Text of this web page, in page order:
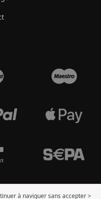
à naviguer sans accepter >